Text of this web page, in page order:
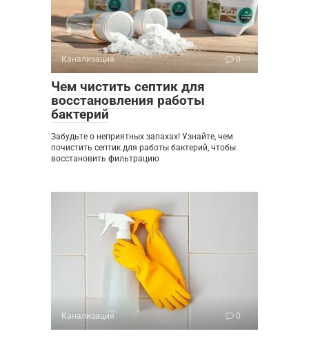
Канализация 0
Чем чистить септик для
восстановления работы
бактерий
Забудьте о неприятных запахах! Узнайте, чем
почистить септик для работы бактерий, чтобы
восстановить фильтрацию
Канализация 0